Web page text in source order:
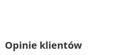
Opinie klientów